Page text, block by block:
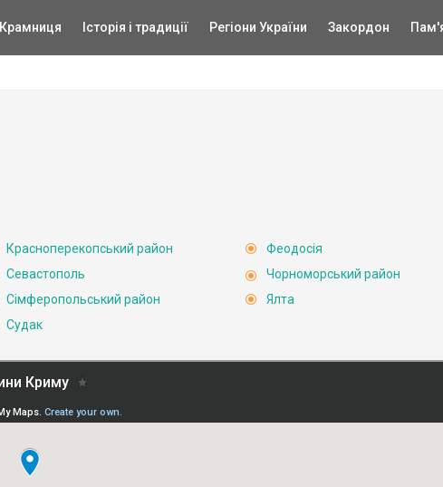
Крамниця Історія і традиції Регіони України Закордон
Красноперекопський район
Севастополь
Сімферопольський район
Судак
Феодосія
Чорноморський район
Ялта